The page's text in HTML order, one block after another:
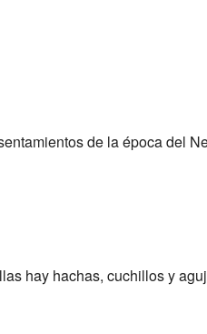
de la época del
hay hachas, cuchillos y